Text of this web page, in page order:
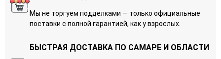
Мы не торгуем подделками — только официальные
поставки с полной гарантией, как у взрослых.
БЫСТРАЯ ДОСТАВКА ПО САМАРЕ И ОБЛАСТИ